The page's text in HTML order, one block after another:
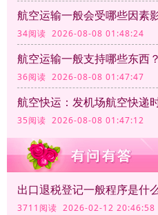
航空运输一般会受哪些因素
34阅读 2026-08-08 01:48:24
航空运输一般支持哪些东西？
36阅读 2026-08-08 01:47:47
航空快运：发机场航空快递
35阅读 2026-08-08 01:47:12
3711阅读 2026-02-12 20:46:58